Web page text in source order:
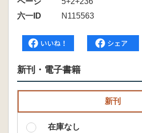
六一ID
N115563
新刊・電子書籍
新刊
在庫なし